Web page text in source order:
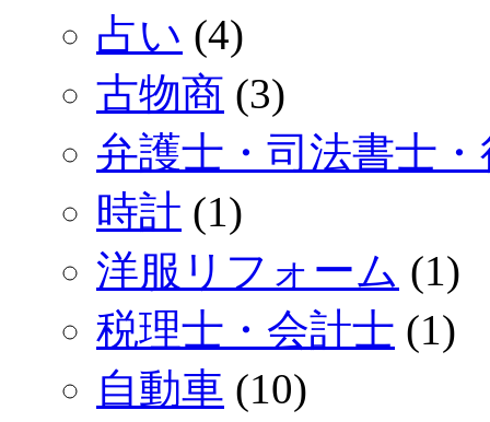
占い (4)
古物商 (3)
弁護士・司法書士
時計 (1)
洋服リフォーム (1)
税理士・会計士 (1)
自動車 (10)